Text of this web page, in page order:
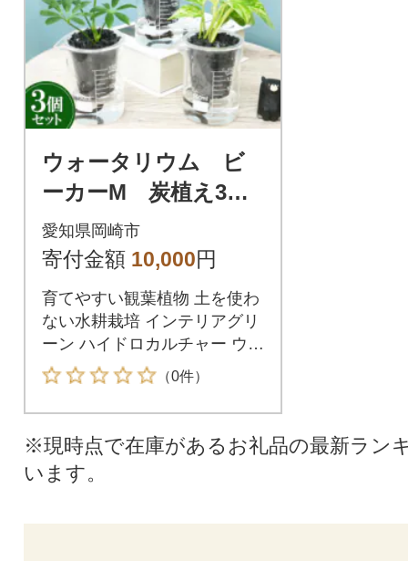
ウォータリウム ビ
ーカーM 炭植え3個
セット【オススメの
観葉植物でお届け】
愛知県岡崎市
寄付金額 10,000円
育てやすい観葉植物 土を使わ
ない水耕栽培 インテリアグリ
ーン ハイドロカルチャー ウォ
ータリウム
（0件）
※現時点で在庫があるお礼品の最新ラン
います。